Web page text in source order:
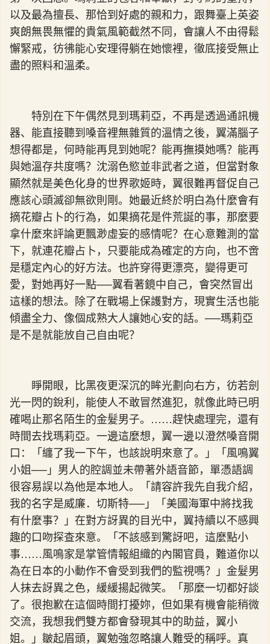
以及最為擅長、那恰到好處的親和力，跟舞臺上英姿
爽朗無畏無懼的貴氣風範截然不同，會讓人不由得鬆
懈緊戒，彷彿能心安理得躺在她懷裡，徹底接受無止
盡的照料和溫柔。
特別在下午偶然見到瑪莉亞，不再是透過通訊機
器、能直接聽到嗓音裡無雜質的溫情之後，翼滿腦子
想得都是，何時能再見到她呢？能再撫摸她嗎？能再
與她溫存共度嗎？沈溺色慾並非武者之道，但當對象
顯然就是美色化身的世界歌姬時，翼很難再督促自己
應該心頭滅卻無欲則剛。她最近終於明白為什麼會有
摘花瓣占卜的行為，如果摘花是件荒誕的事，那麼要
拿什麼來評論更飄渺虛妄的感情呢？在心意難測的當
下，就連花瓣占卜，只要能成為確定的方向，也不啻
是穩定內心的好方法。也許穿得更漂亮，變得更可
愛，對她再好一點──翼看著鏡中自己，會突然冒出
這樣的想法。除了在戰場上保護對方，現實生活也能
傾盡全力、像個成熟大人讓她心安的話。──瑪莉亞
是不是就能放自己自由呢？
睜開眼，比黑夜更深沉的眸光劃向右方，彷若劍
光一閃的銳利，能使人不敢冒然進犯，就像此時已明
確喝止那名陌生的金髮男子。……趕快處理完，還有
時間去找瑪莉亞。一邊這麼想，翼一邊以澄然嗓音開
口：「纏了我一下午，也該說明來意了。」「風鳴翼
小姐──」男人的腔調並未帶著外語音節，單憑語調
很容易誤以為他是本地人。「請容許我先自我介紹，
我的名字是威廉．切斯特──」「美國海軍中將找我
有什麼事？」在對方訝異的目光中，翼持續以不感興
趣的口吻探查來意。「不該感到驚訝吧，這麼點小
事……風鳴家是掌管情報組織的內閣官員，難道你以
為在日本的小動作不會受到我們的監視嗎？」金髮男
人抹去訝異之色，緩緩揚起微笑。「那麼一切都好談
了。很抱歉在這個時間打擾妳，但如果有機會能稍微
交流，我想我們雙方都會發現其中的助益，翼小
姐。」皺起眉頭，翼勉強忽略讓人難受的稱呼。真